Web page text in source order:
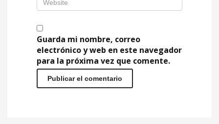
Guarda mi nombre, correo
electrónico y web en este navegador
para la próxima vez que comente.